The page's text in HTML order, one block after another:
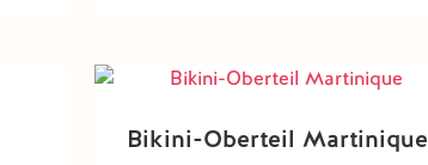
Bikini-Oberteil Martinique